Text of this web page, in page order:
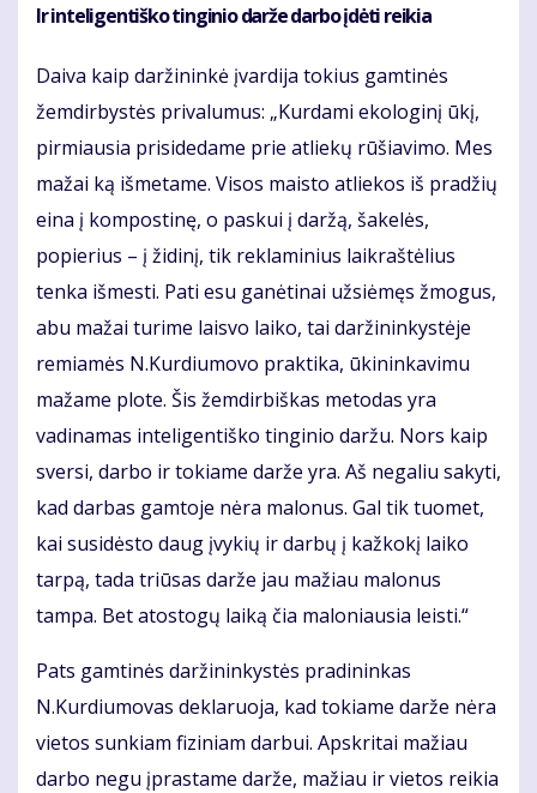
Ir inteligentiško tinginio darže darbo įdėti reikia
Daiva kaip daržininkė įvardija tokius gamtinės
žemdirbystės privalumus: „Kurdami ekologinį ūkį,
pirmiausia prisidedame prie atliekų rūšiavimo. Mes
mažai ką išmetame. Visos maisto atliekos iš pradžių
eina į kompostinę, o paskui į daržą, šakelės,
popierius – į židinį, tik reklaminius laikraštėlius
tenka išmesti. Pati esu ganėtinai užsiėmęs žmogus,
abu mažai turime laisvo laiko, tai daržininkystėje
remiamės N.Kurdiumovo praktika, ūkininkavimu
mažame plote. Šis žemdirbiškas metodas yra
vadinamas inteligentiško tinginio daržu. Nors kaip
sversi, darbo ir tokiame darže yra. Aš negaliu sakyti,
kad darbas gamtoje nėra malonus. Gal tik tuomet,
kai susidėsto daug įvykių ir darbų į kažkokį laiko
tarpą, tada triūsas darže jau mažiau malonus
tampa. Bet atostogų laiką čia maloniausia leisti.“
Pats gamtinės daržininkystės pradininkas
N.Kurdiumovas deklaruoja, kad tokiame darže nėra
vietos sunkiam fiziniam darbui. Apskritai mažiau
darbo negu įprastame darže, mažiau ir vietos reikia